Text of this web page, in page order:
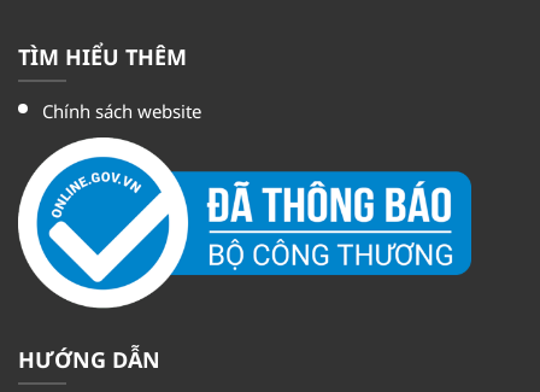
TÌM HIỂU THÊM
Chính sách website
HƯỚNG DẪN